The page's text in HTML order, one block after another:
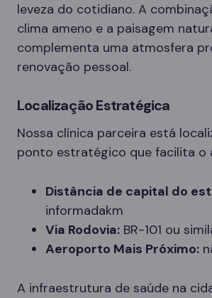
leveza do cotidiano. A
clima ameno e a paisagem
complementa uma atmosfera
renovação pessoal.
Localização Estratégica
Nossa clínica parceira está
ponto estratégico que facilita o
Distância de capital do
informadakm
Via Rodovia: BR-101 ou
Aeroporto Mais Próximo:
A infraestrutura de saúde na